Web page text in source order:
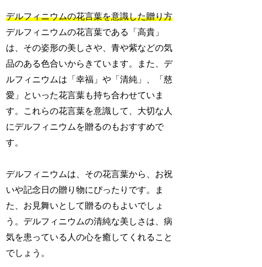
デルフィニウムの花言葉を意識した贈り方
デルフィニウムの花言葉である「高貴」
は、その姿形の美しさや、青や紫などの気
品のある色合いからきています。また、デ
ルフィニウムは「幸福」や「清純」、「慈
愛」といった花言葉も持ち合わせていま
す。これらの花言葉を意識して、大切な人
にデルフィニウムを贈るのもおすすめで
す。
デルフィニウムは、その花言葉から、お祝
いや記念日の贈り物にぴったりです。ま
た、お見舞いとして贈るのもよいでしょ
う。デルフィニウムの清純な美しさは、病
気を患っている人の心を癒してくれること
でしょう。